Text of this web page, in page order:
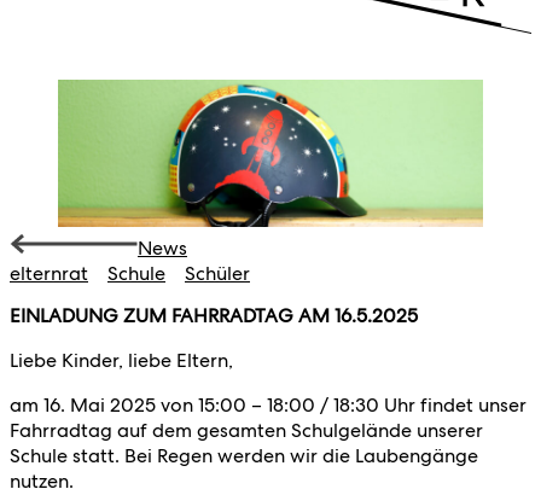
News
elternrat
Schule
Schüler
EINLADUNG ZUM FAHRRADTAG AM 16.5.2025
Liebe Kinder, liebe Eltern,
am 16. Mai 2025 von 15:00 – 18:00 / 18:30 Uhrfindet unser
Fahrradtag auf dem gesamten Schulgelände unserer
Schule statt. Bei Regen werden wir die Laubengänge
nutzen.